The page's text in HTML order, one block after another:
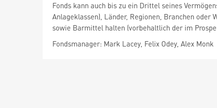
Fonds kann auch bis zu ein Drittel seines
Anlageklassen), Länder, Regionen, Branchen oder
sowie Barmittel halten (vorbehaltlich der im
Fondsmanager: Mark Lacey, Felix Odey, Alex Monk